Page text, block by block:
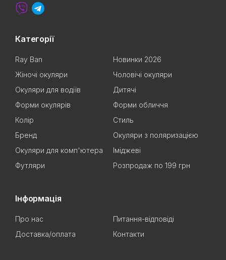
Категорії
Ray Ban
Новинки 2026
Жіночі окуляри
Чоловічі окуляри
Окуляри для водіїв
Дитячі
Форми окулярів
Форми обличчя
Колір
Стиль
Бренд
Окуляри з поляризацією
Окуляри для комп'ютера
Іміджеві
Футляри
Розпродаж по 199 грн
Інформація
Про нас
Питання-відповіді
Доставка/оплата
Контакти